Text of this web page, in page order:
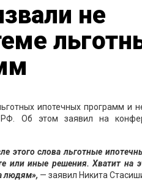
не
ипотечных программ и
РФ. Об этом заявил на
слова льготные
или иные решения. Хватит на
людям», — заявил Никита